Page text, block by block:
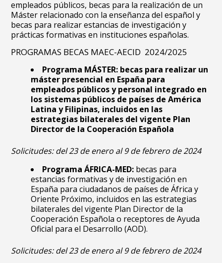
empleados públicos, becas para la realización de un
Máster relacionado con la enseñanza del español y
becas para realizar estancias de investigación y
prácticas formativas en instituciones españolas.
PROGRAMAS BECAS MAEC-AECID 2024/2025
Programa MÁSTER: becas para realizar un
máster presencial en España para
empleados públicos y personal integrado en
los sistemas públicos de países de América
Latina y Filipinas, incluidos en las
estrategias bilaterales del vigente Plan
Director de la Cooperación Española
Solicitudes: del 23 de enero al 9de febrero de 2024
Programa ÁFRICA-MED: becas para
estancias formativas y de investigación en
España para ciudadanos de países de África y
Oriente Próximo, incluidos en las estrategias
bilaterales del vigente Plan Director de la
Cooperación Española o receptores de Ayuda
Oficial para el Desarrollo (AOD).
Solicitudes:del 23 de enero al 9de febrero de 2024